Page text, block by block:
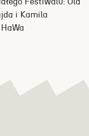
i Kamila